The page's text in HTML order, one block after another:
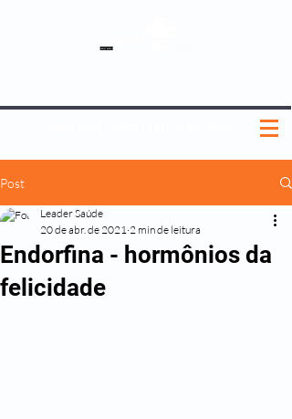
Post
Endorfina - hormônios da
felicidade
Leader Saúde
20 de abr. de 2021 2 min de leitura